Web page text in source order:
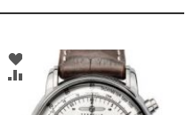
ZUR
WUNSCHLISTE
HINZUFÜGEN
ZUR
VERGLEICHSLISTE
HINZUFÜGEN